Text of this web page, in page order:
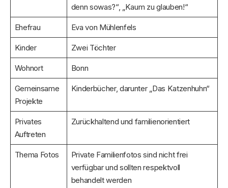
denn sowas?“, „Kaum zu glauben!“
Ehefrau Eva von Mühlenfels
Kinder Zwei Töchter
Wohnort Bonn
Gemeinsame
Projekte
Kinderbücher, darunter „Das Katzenhuhn“
Privates
Auftreten
Zurückhaltend und familienorientiert
Thema Fotos
Private Familienfotos sind nicht frei
verfügbar und sollten respektvoll
behandelt werden